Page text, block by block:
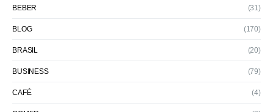
BEBER (31)
BLOG (170)
BRASIL (20)
BUSINESS (79)
CAFÉ (4)